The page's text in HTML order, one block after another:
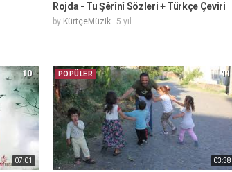
Rojda - Tu Şêrînî Sözleri + Türkçe Çeviri
by KürtçeMüzik 5 yıl
07:01
10
03:38
11
POPÜLER